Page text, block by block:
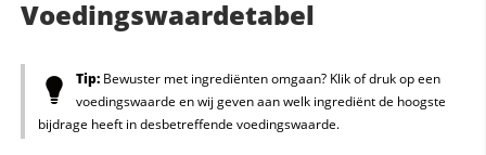
Voedingswaardetabel
Tip:Bewuster met ingrediënten omgaan? Klik of druk op een
voedingswaarde en wij geven aan welk ingrediënt de hoogste
bijdrage heeft in desbetreffende voedingswaarde.